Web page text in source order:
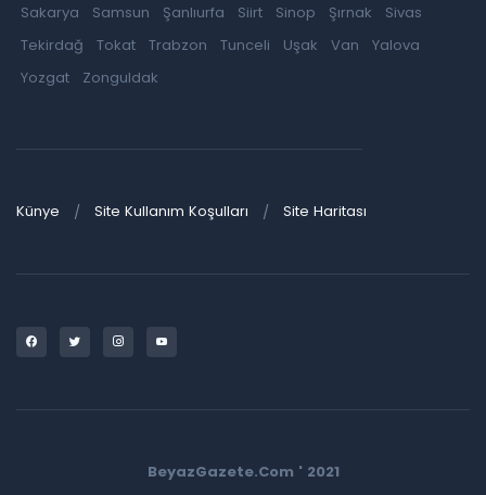
Sakarya
Samsun Şanlıurfa Siirt Sinop Şırnak
Sivas
Tekirdağ
Tokat Trabzon Tunceli Uşak Van
Yalova
Yozgat
Zonguldak
Künye Site Kullanım Koşulları Site Haritası
BeyazGazete.Com ' 2021